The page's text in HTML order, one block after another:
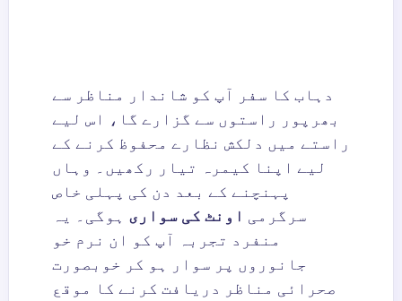
دہاب کا سفر آپ کو شاندار مناظر سے
بھرپور راستوں سے گزارے گا، اس لیے
راستے میں دلکش نظارے محفوظ کرنے کے
لیے اپنا کیمرہ تیار رکھیں۔ وہاں
پہنچنے کے بعد دن کی پہلی خاص
سرگرمی اونٹ کی سواری ہوگی۔ یہ
منفرد تجربہ آپ کو ان نرم خو
جانوروں پر سوار ہو کر خوبصورت
صحرائی مناظر دریافت کرنے کا موقع